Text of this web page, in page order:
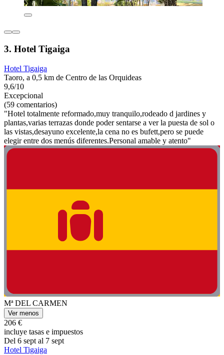
3. Hotel Tigaiga
Hotel Tigaiga
Taoro, a 0,5 km de Centro de las Orquideas
9,6/10
Excepcional
(59 comentarios)
"Hotel totalmente reformado,muy tranquilo,rodeado d jardines y
plantas,varias terrazas donde poder sentarse a ver la puesta de sol o
las vistas,desayuno excelente,la cena no es bufett,pero se puede
elegir entre dos menús diferentes.Personal amable y atento"
Mª DEL CARMEN
Ver menos
206 €
incluye tasas e impuestos
Del 6 sept al 7 sept
Hotel Tigaiga